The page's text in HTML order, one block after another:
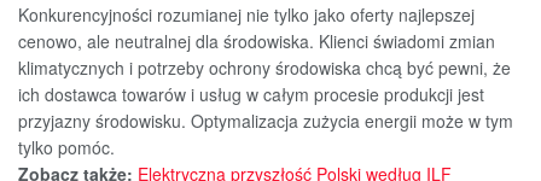
Konkurencyjności rozumianej nie tylko jako oferty najlepszej
cenowo, ale neutralnej dla środowiska. Klienci świadomi zmian
klimatycznych i potrzeby ochrony środowiska chcą być pewni, że
ich dostawca towarów i usług w całym procesie produkcji jest
przyjazny środowisku. Optymalizacja zużycia energii może w tym
tylko pomóc.
Zobacz także: Elektryczna przyszłość Polski według ILF